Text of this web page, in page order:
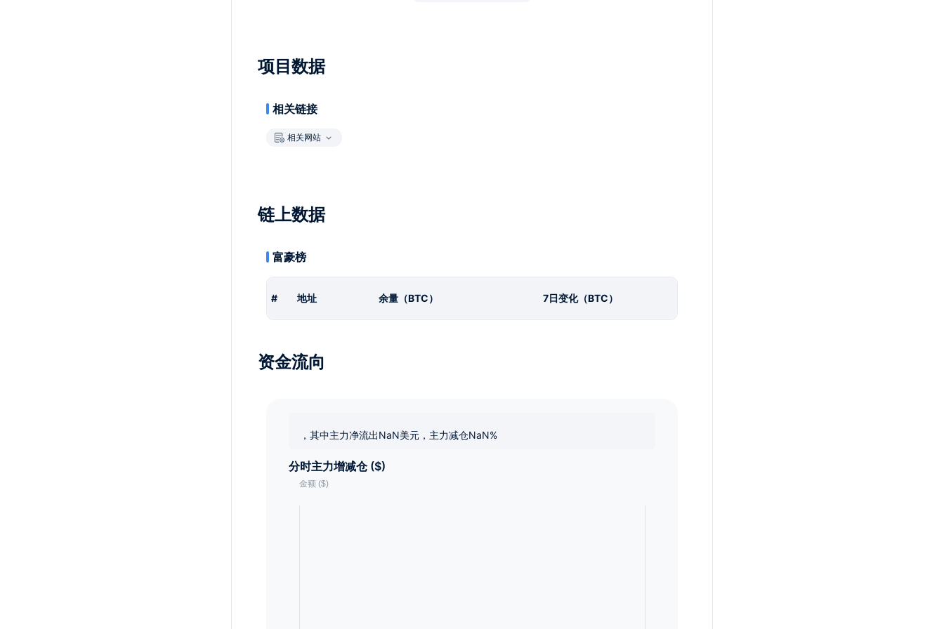
项目数据
相关链接
相关网站
链上数据
富豪榜
# 地址 余量（BTC） 7日变化（BTC）
资金流向
，其中主力净流出NaN美元，主力减仓NaN%
分时主力增减仓 ($)